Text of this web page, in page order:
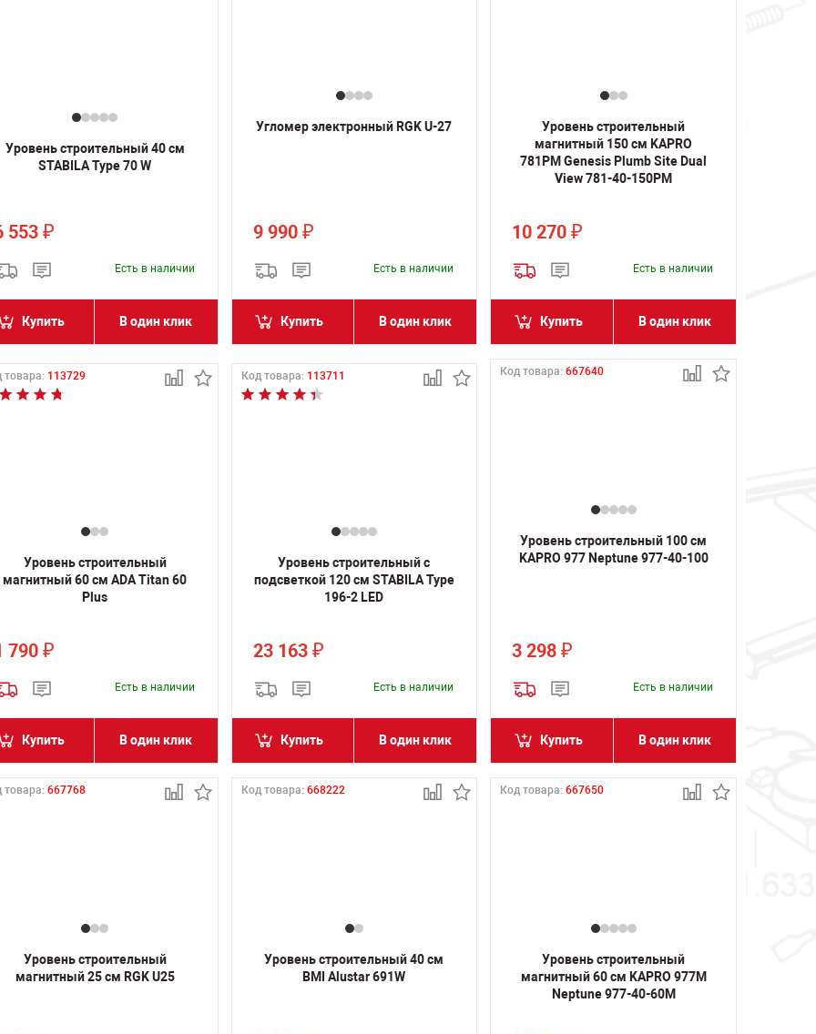
Уровень строительный 40 см
STABILA Type 70 W
553 ₽
Есть в наличии
Купить В один клик
Угломер электронный RGK U-27
9 990 ₽
Есть в наличии
Купить В один клик
Уровень строительный
магнитный 150 см KAPRO
781PM Genesis Plumb Site Dual
View 781-40-150РМ
10 270₽
Есть в наличии
Купить В один клик
товара: 113729
Уровень строительный
магнитный 60 см ADA Titan 60
Plus
790 ₽
Есть в наличии
Купить В один клик
Код товара: 113711
Уровень строительный с
подсветкой 120 см STABILA Type
196-2 LED
23 163 ₽
Есть в наличии
Купить В один клик
Код товара:667640
Уровень строительный 100 см
KAPRO 977 Neptune 977-40-100
3 298₽
Есть в наличии
Купить В один клик
товара: 667768
Уровень строительный
магнитный 25 см RGK U25
Код товара: 668222
Уровень строительный 40 см
BMI Alustar 691W
Код товара:667650
Уровень строительный
магнитный 60 см KAPRO 977M
Neptune 977-40-60М